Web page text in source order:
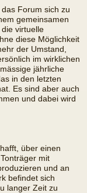
Forum sich zu
gemeinsamen
die virtuelle
diese Möglichkeit
der Umstand,
im wirklichen
jährliche
in den letzten
Es sind aber auch
und dabei wird
über einen
mit
und an
befindet sich
langer Zeit zu